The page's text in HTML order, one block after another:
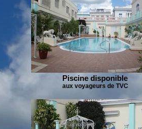
Piscine disponible
aux voyageurs de TVC